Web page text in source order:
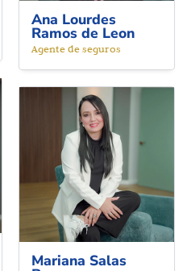
Ana Lourdes
Ramos de Leon
Agente de seguros
Mariana Salas